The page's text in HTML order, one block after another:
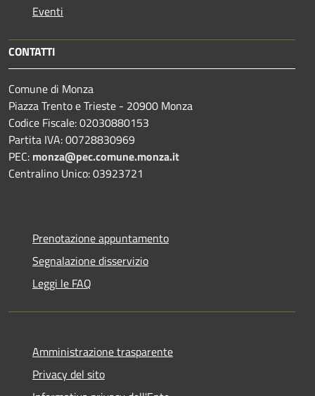
Eventi
CONTATTI
Comune di Monza
Piazza Trento e Trieste - 20900 Monza
Codice Fiscale: 02030880153
Partita IVA: 00728830969
PEC: monza@pec.comune.monza.it
Centralino Unico: 03923721
Prenotazione appuntamento
Segnalazione disservizio
Leggi le FAQ
Amministrazione trasparente
Privacy del sito